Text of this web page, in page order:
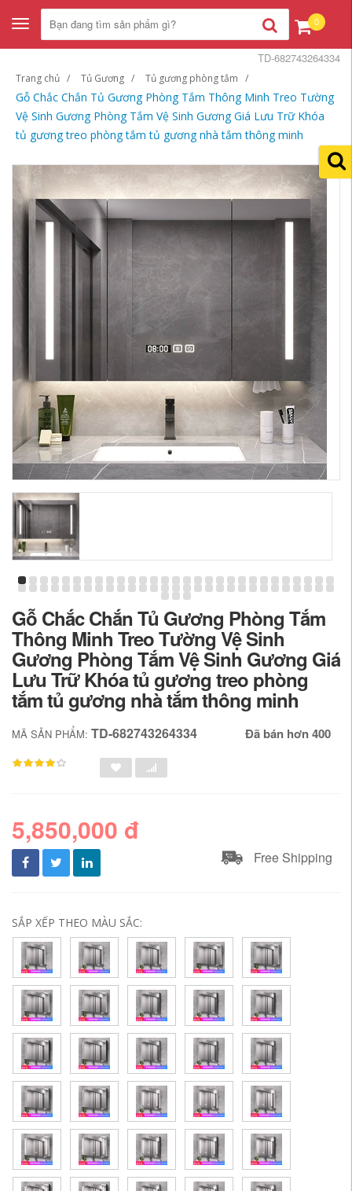
Toggle
navigation
0
Trang chủ Tủ Gương Tủ gương phòng tắm
Gỗ Chắc Chắn Tủ Gương Phòng Tắm Thông Minh Treo Tường
Vệ Sinh Gương Phòng Tắm Vệ Sinh Gương Giá Lưu Trữ Khóa
tủ gương treo phòng tắm tủ gương nhà tắm thông minh
TD-682743264334
Gỗ Chắc Chắn Tủ Gương Phòng Tắm
Thông Minh Treo Tường Vệ Sinh
Gương Phòng Tắm Vệ Sinh Gương Giá
Lưu Trữ Khóa tủ gương treo phòng
tắm tủ gương nhà tắm thông minh
MÃ SẢN PHẨM: TD-682743264334 Đã bán hơn 400
5,850,000 đ
Free Shipping
SẮP XẾP THEO MÀU SẮC: